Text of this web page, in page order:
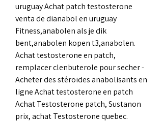
uruguay Achat patch testosterone
venta de dianabol en uruguay
Fitness,anabolen als je dik
bent,anabolen kopen t3,anabolen.
Achat testosterone en patch,
remplacer clenbuterole pour secher -
Acheter des stéroïdes anabolisants en
ligne Achat testosterone en patch
Achat Testosterone patch, Sustanon
prix, achat Testosterone quebec.